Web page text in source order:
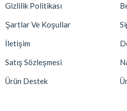
Gizlilik Politikası
Şartlar Ve Koşullar
İletişim
Satış Sözleşmesi
Ürün Destek